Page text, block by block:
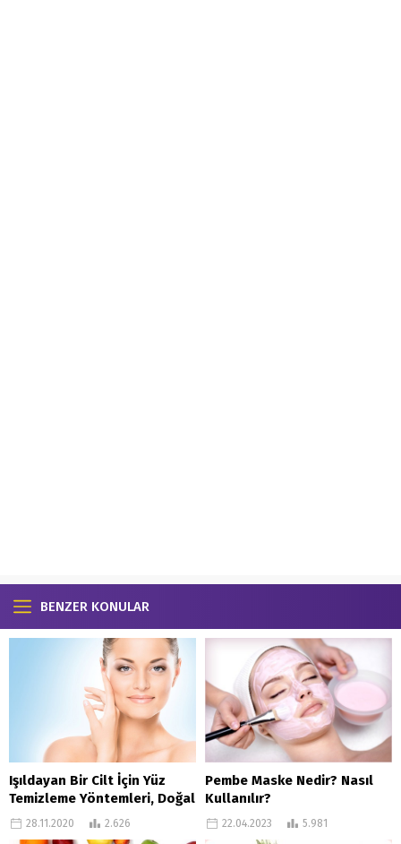
BENZER KONULAR
Işıldayan Bir Cilt İçin Yüz
Temizleme Yöntemleri, Doğal
Yüz Temizleme Yöntemleri
28.11.2020 2.626
Pembe Maske Nedir? Nasıl
Kullanılır?
22.04.2023 5.981